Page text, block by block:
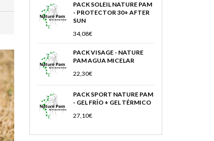
PACK SOLEIL NATURE PAM
- PROTECTOR 30+ AFTER
SUN
34,08€
PACK VISAGE - NATURE
PAM AGUA MICELAR
22,30€
PACK SPORT NATURE PAM
- GEL FRÍO + GEL TÉRMICO
27,10€